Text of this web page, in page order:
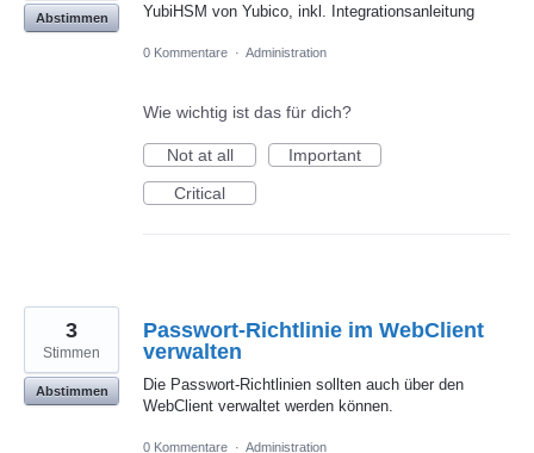
YubiHSM von Yubico, inkl. Integrationsanleitung
Abstimmen
0 Kommentare · Administration
Wie wichtig ist das für dich?
Not at all
Important
Critical
Passwort-Richtlinie im WebClient
verwalten
Die Passwort-Richtlinien sollten auch über den
WebClient verwaltet werden können.
3
Stimmen
Abstimmen
0 Kommentare · Administration